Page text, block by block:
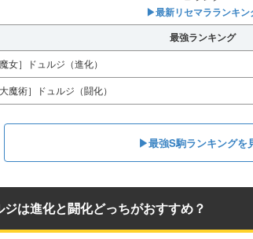
▶︎最新リセマラランキン
最強ランキング
女］ドュルジ（進化）
魔術］ドュルジ（闘化）
▶︎最強S駒ランキングを
ジは進化と闘化どっちがおすすめ？